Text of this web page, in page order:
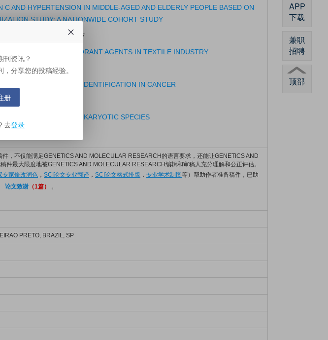
AND HYPERTENSION IN MIDDLE-AGED AND ELDERLY PEOPLE BASED ON
STUDY: A NATIONWIDE COHORT STUDY
4, pp. -. DOI: 10.4238/pg1gab97
BACTERIA AS BIOCOLORANT AGENTS IN TEXTILE INDUSTRY
4, pp. -. DOI:
FOR BIOMARKER IDENTIFICATION IN CANCER
, pp. -. DOI: 10.4238/e3529n20
GENES ACROSS EUKARYOTIC SPECIES
2, pp. -. DOI:
，不仅能满足GENETICS AND MOLECULAR RESEARCH的语言要求，还能让GENETICS AND
最大限度地被GENETICS AND MOLECULAR RESEARCH编辑和审稿人充分理解和公正评估。
专家修改润色 ， SCI论文专业翻译 ， SCI论文格式排版 ， 专业学术制图等）帮助作者准备稿件，已助
论文致谢 （1篇）
。
PRETO, BRAZIL, SP
APP
下载
兼职
招聘
顶部
刊资讯？
分享您的投稿经验。
册
去登录